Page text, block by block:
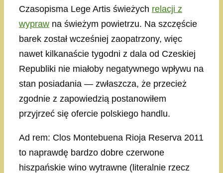
Czasopisma Lege Artis świeżych relacji z
wypraw na świeżym powietrzu. Na szczęście
barek został wcześniej zaopatrzony, więc
nawet kilkanaście tygodni z dala od Czeskiej
Republiki nie miałoby negatywnego wpływu na
stan posiadania — zwłaszcza, że przecież
zgodnie z zapowiedzią postanowiłem
przyjrzeć się ofercie polskiego handlu.
Ad rem: Clos Montebuena Rioja Reserva 2011
to naprawdę bardzo dobre czerwone
hiszpańskie wino wytrawne (literalnie rzecz